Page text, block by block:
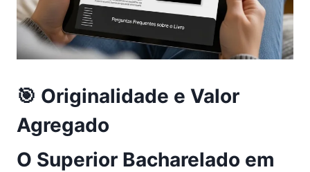
🎯 Originalidade e Valor
Agregado
O Superior Bacharelado em